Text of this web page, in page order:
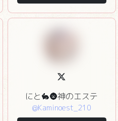
にと🐇🌚神のエステ
@Kaminoest_210